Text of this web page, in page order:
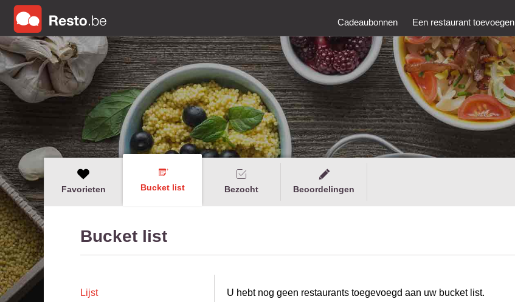
Cadeaubonnen Een restaurant toevoegen
Favorieten Bucket list Bezocht Beoordelingen
Bucket list
Lijst U hebt nog geen restaurants toegevoegd aan uw bucket list.